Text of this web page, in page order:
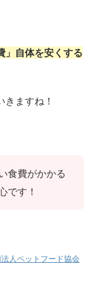
」自体を安くする
ますね！
食費がかかる
です！
人ペットフード協会